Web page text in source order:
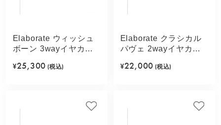
Elaborate ウィッシュ
ボーン 3wayイヤカフ
ー)
¥25,300 (税込)
Elaborate クラシカル
パヴェ 2wayイヤカフ
¥22,000 (税込)